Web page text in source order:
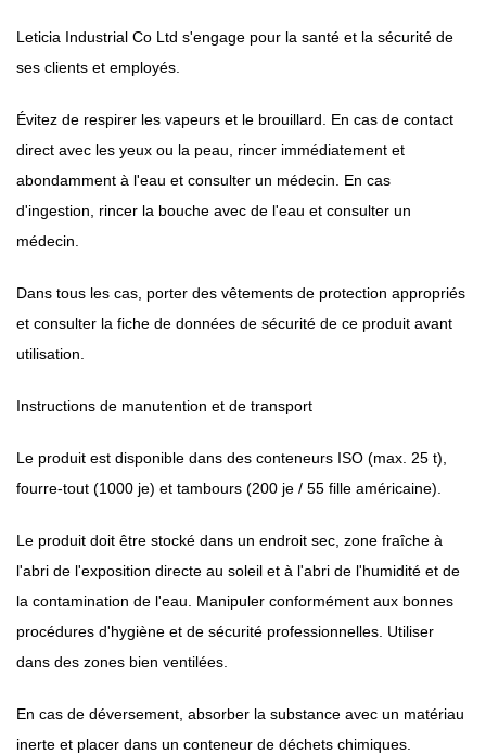
Leticia Industrial Co Ltd s'engage pour la santé et la sécurité de
ses clients et employés.
Évitez de respirer les vapeurs et le brouillard. En cas de contact
direct avec les yeux ou la peau, rincer immédiatement et
abondamment à l'eau et consulter un médecin. En cas
d'ingestion, rincer la bouche avec de l'eau et consulter un
médecin.
Dans tous les cas, porter des vêtements de protection appropriés
et consulter la fiche de données de sécurité de ce produit avant
utilisation.
Instructions de manutention et de transport
Le produit est disponible dans des conteneurs ISO (max. 25 t),
fourre-tout (1000 je) et tambours (200 je / 55 fille américaine).
Le produit doit être stocké dans un endroit sec, zone fraîche à
l'abri de l'exposition directe au soleil et à l'abri de l'humidité et de
la contamination de l'eau. Manipuler conformément aux bonnes
procédures d'hygiène et de sécurité professionnelles. Utiliser
dans des zones bien ventilées.
En cas de déversement, absorber la substance avec un matériau
inerte et placer dans un conteneur de déchets chimiques.